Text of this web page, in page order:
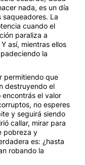
nada, es un día
La
cuando el
paraliza a
así, mientras ellos
la
permitiendo que
destruyendo el
encontrás el valor
no esperes
y seguirá siendo
callar, mirar para
pobreza y
es: ¿hasta
robando la